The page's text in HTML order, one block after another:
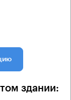
здании: